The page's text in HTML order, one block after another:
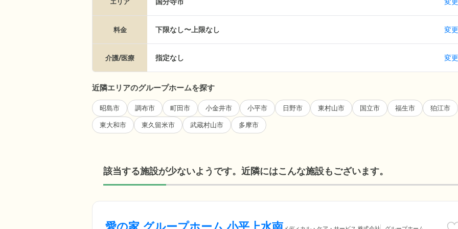
料金 下限なし〜上限なし 変更
介護/医療 指定なし 変更
近隣エリアのグループホームを探す
昭島市 調布市 町田市 小金井市 小平市 日野市 東村山市 国立市 福生市 狛江市
東大和市 東久留米市 武蔵村山市 多摩市
該当する施設が少ないようです。近隣にはこんな施設もございます。